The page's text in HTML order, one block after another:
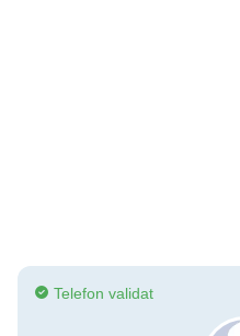
Telefon validat